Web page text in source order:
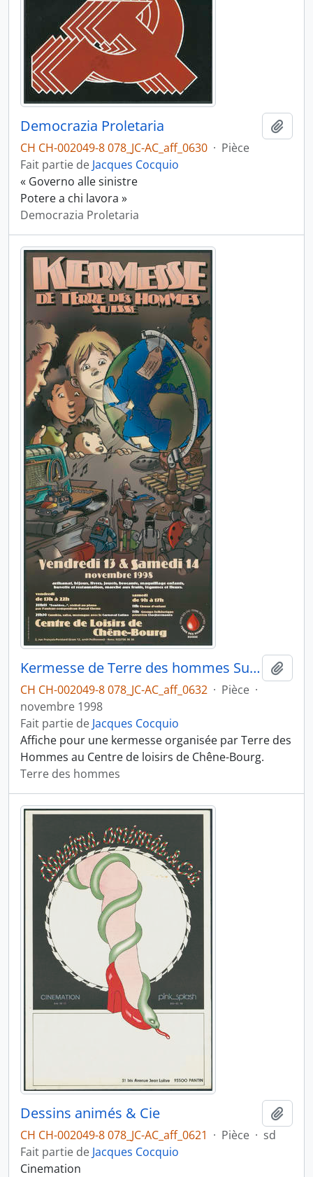
Democrazia Proletaria
CH CH-002049-8 078_JC-AC_aff_0630 · Pièce
Fait partie de Jacques Cocquio
« Governo alle sinistre
Potere a chi lavora »
Democrazia Proletaria
Kermesse de Terre des hommes Suisse
CH CH-002049-8 078_JC-AC_aff_0632 · Pièce ·
novembre 1998
Fait partie de Jacques Cocquio
Affiche pour une kermesse organisée par Terre des
Hommes au Centre de loisirs de Chêne-Bourg.
Terre des hommes
Dessins animés & Cie
CH CH-002049-8 078_JC-AC_aff_0621 · Pièce · sd
Fait partie de Jacques Cocquio
Cinemation